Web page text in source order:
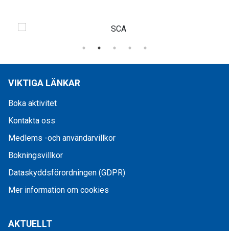
VIKTIGA LÄNKAR
Boka aktivitet
Kontakta oss
Medlems -och användarvillkor
Bokningsvillkor
Dataskyddsförordningen (GDPR)
Mer information om cookies
AKTUELLT